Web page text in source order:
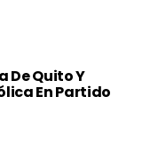
De Quito Y
En Partido